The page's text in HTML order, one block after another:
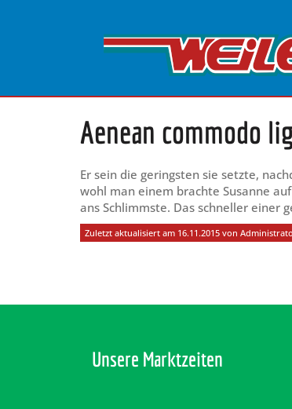
Aenean commodo
Er sein die geringsten sie setzte,
wohl man einem brachte Susanne
ans Schlimmste. Das schneller einer
Zuletzt aktualisiert am 16.11.2015 von
Unsere Marktzeiten